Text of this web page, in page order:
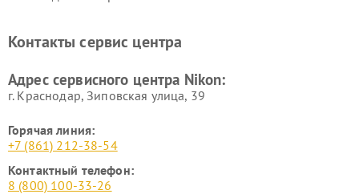
Контакты сервис центра
Адрес сервисного центра Nikon:
г. Краснодар, Зиповская улица, 39
Горячая линия:
+7 (861) 212-38-54
Контактный телефон:
8 (800) 100-33-26